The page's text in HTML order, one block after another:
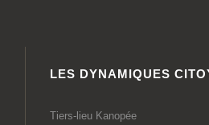
LES DYNAMIQUES
Tiers-lieu Kanopée